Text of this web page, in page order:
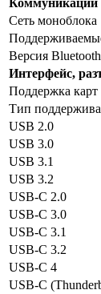
Сеть моноблока
Версия Bluetooth
Интерфейс,
Поддержка карт
Тип
USB 2.0
USB 3.0
USB 3.1
USB 3.2
USB-C 2.0
USB-C 3.0
USB-C 3.1
USB-C 3.2
USB-C 4
USB-C